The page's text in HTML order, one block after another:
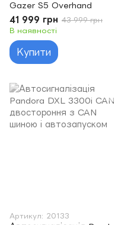
Gazer S5 Overhand
41 999 грн 43 999 грн
В наявності
Купити
Артикул: 20133